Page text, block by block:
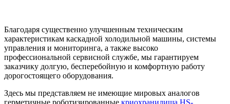
Благодаря существенно улучшенным техническим
характеристикам каскадной холодильной машины, системы
управления и мониторинга, а также высоко
профессиональной сервисной службе, мы гарантируем
заказчику долгую, бесперебойную и комфортную работу
дорогостоящего оборудования.
Здесь мы представляем не имеющие мировых аналогов